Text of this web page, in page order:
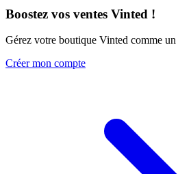
Boostez vos ventes Vinted !
Gérez votre boutique Vinted comme
Créer mon compte